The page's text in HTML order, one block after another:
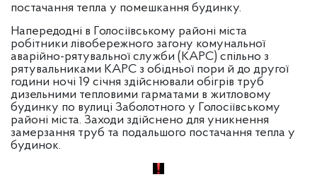
постачання тепла у помешкання будинку.
Напередодні в Голосіївському районі міста
робітники лівобережного загону комунальної
аварійно-рятувальної служби (КАРС) спільно з
рятувальниками КАРС з обідньої пори й до другої
години ночі 19 січня здійснювали обігрів труб
дизельними тепловими гарматами в житловому
будинку по вулиці Заболотного у Голосіївському
районі міста. Заходи здійснено для уникнення
замерзання труб та подальшого постачання тепла у
будинок.